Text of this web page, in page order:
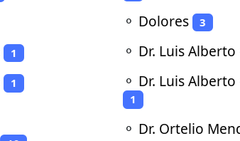
1
1
⚬ Dolores 3
⚬ Dr. Luis
⚬ Dr. Luis
1
⚬ Dr. Ortelio